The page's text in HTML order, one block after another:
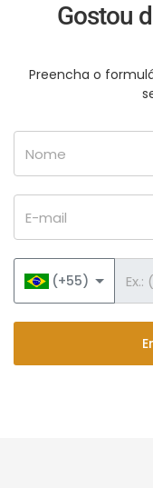
Gostou
Preencha o
(+55)